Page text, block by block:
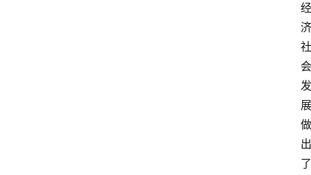
经
济
社
会
发
展
做
出
了